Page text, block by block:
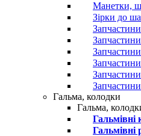
Манетки,
Зірки до
Гальма, колодки
Гальма,
Гальмівні
Гальмівні